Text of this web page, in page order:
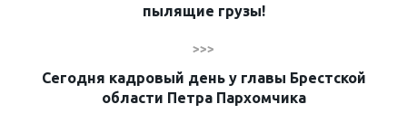
пылящие грузы!
>>>
Сегодня кадровый день у главы Брестской
области Петра Пархомчика